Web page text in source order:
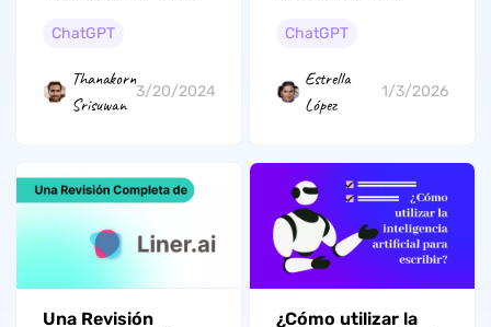
con IA
ChatGPT
Thanakorn
Srisuwan
3/20/2024
para estudiantes
2026
ChatGPT
Estrella
López
1/3/2026
Una Revisión
¿Cómo utilizar la